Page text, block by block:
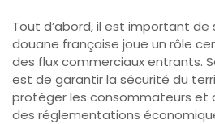
Tout d’abord, il est important de
douane française joue un rôle
des flux commerciaux entrants.
est de garantir la sécurité du
protéger les consommateurs et
des réglementations